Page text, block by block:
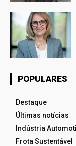
POPULARES
Destaque
Últimas notícias
Indústria
Frota Sustentável